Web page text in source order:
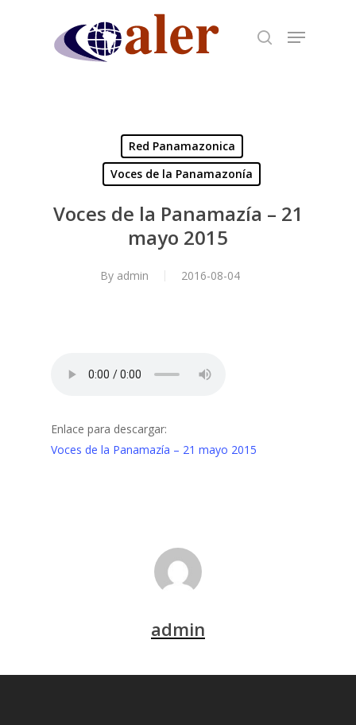
Red Panamazonica
Voces de la Panamazonía
Voces de la Panamazía – 21
mayo 2015
By admin 2016-08-04
Enlace para descargar:
Voces de la Panamazía – 21 mayo 2015
admin